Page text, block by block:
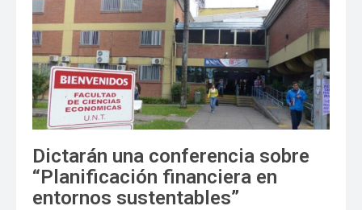
Dictarán una conferencia sobre
“Planificación financiera en
entornos sustentables”